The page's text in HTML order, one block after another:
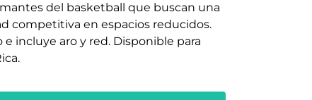
del basketball que buscan una
competitiva en espacios reducidos.
incluye aro y red. Disponible para